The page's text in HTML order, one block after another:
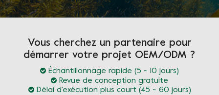
Vous cherchez un partenaire pour
démarrer votre projet OEM/ODM ?
Échantillonnage rapide (5 ~ 10 jours)
Revue de conception gratuite
Délai d'exécution plus court (45 ~ 60 jours)